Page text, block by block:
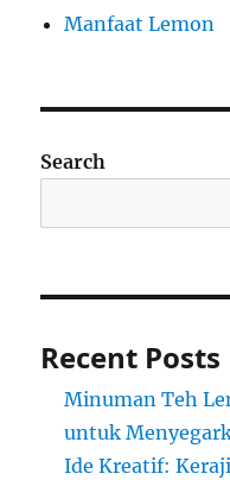
Manfaat Lemon
Search
Recent Posts
Minuman Teh
untuk
Ide Kreatif: